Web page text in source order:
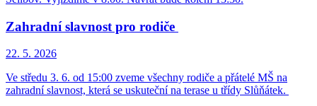
Zahradní slavnost pro rodiče
22. 5. 2026
Ve středu 3. 6. od 15:00 zveme všechny rodiče a přátelé MŠ na
zahradní slavnost, která se uskuteční na terase u třídy Slůňátek.